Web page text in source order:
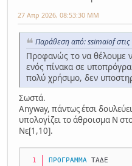
27 Απρ 2026, 08:53:30 ΜΜ
Παράθεση από: ssimaiof
Προφανώς το να θέλουμε
ενός πίνακα σε
πολύ χρήσιμο, δεν
Σωστά.
Anyway, πάντως έτσι
υπολογίζει το άθροισμα Ν
Νε[1,10].
ΠΡΟΓΡΑΜΜΑ ΤΑΔΕ